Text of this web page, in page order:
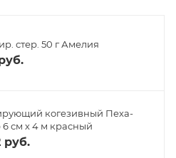
стер. 50 г Амелия
когезивный Пеха-
6 см х 4 м красный
руб.